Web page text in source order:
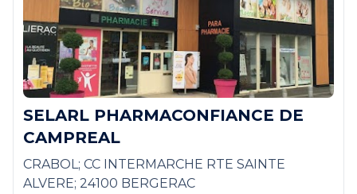
SELARL PHARMACONFIANCE DE
CAMPREAL
CRABOL; CC INTERMARCHE RTE SAINTE
ALVERE; 24100 BERGERAC